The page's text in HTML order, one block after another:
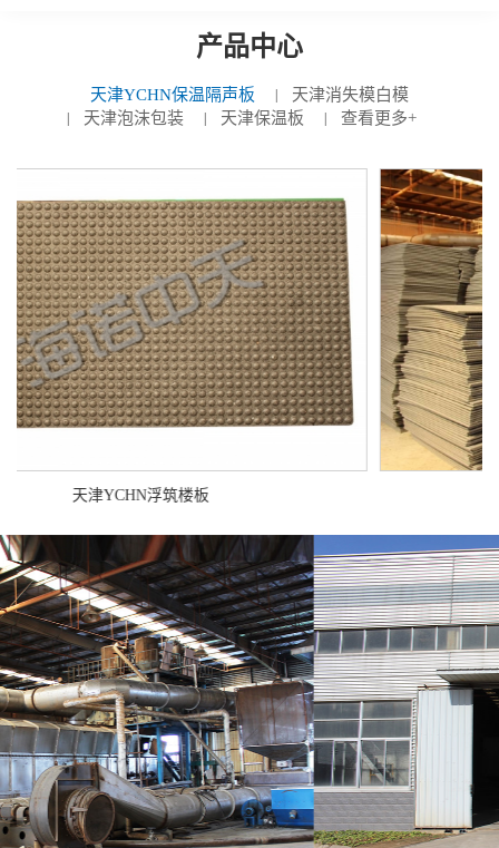
产品中心
天津YCHN保温隔声板
天津消失模白模
天津泡沫包装
天津保温板 查看更多+
天津YCHN浮筑楼板